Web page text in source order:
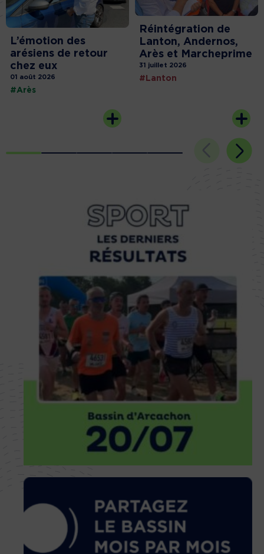
L’émotion des
arésiens de retour
chez eux
01 août 2026
#Arès
Réintégration de
Lanton, Andernos,
Arès et Marcheprime
31 juillet 2026
#Lanton